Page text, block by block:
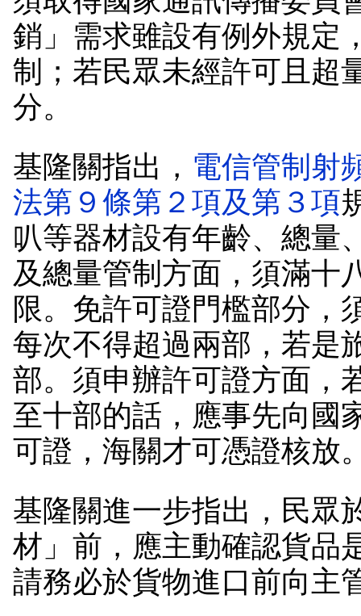
銷」需求雖設有例外規定
制；若民眾未經許可且超
分。
基隆關指出， 電信管制射
法第９條第２項及第３項
叭等器材設有年齡、總量
及總量管制方面，須滿十
限。免許可證門檻部分，
每次不得超過兩部，若是
部。須申辦許可證方面，
至十部的話，應事先向國
可證，海關才可憑證核放
基隆關進一步指出，民眾
材」前，應主動確認貨品
請務必於貨物進口前向主